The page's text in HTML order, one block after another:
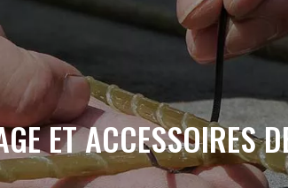
ET ACCESSOIRES